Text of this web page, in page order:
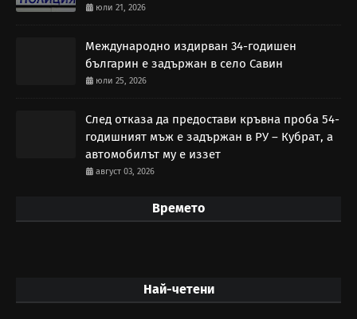
юли 21, 2026
Международно издирван 34-годишен
българин е задържан в село Савин
юли 25, 2026
След отказа да предостави кръвна проба 54-
годишният мъж е задържан в РУ – Кубрат, а
автомобилът му е иззет
август 03, 2026
Времето
Най-четени